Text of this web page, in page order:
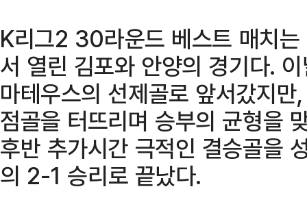
K리그2 30라운드 베스트 매치
서 열린 김포와 안양의 경기다.
마테우스의 선제골로 앞서갔지
점골을 터뜨리며 승부의 균형을
후반 추가시간 극적인 결승골을
의 2-1 승리로 끝났다.